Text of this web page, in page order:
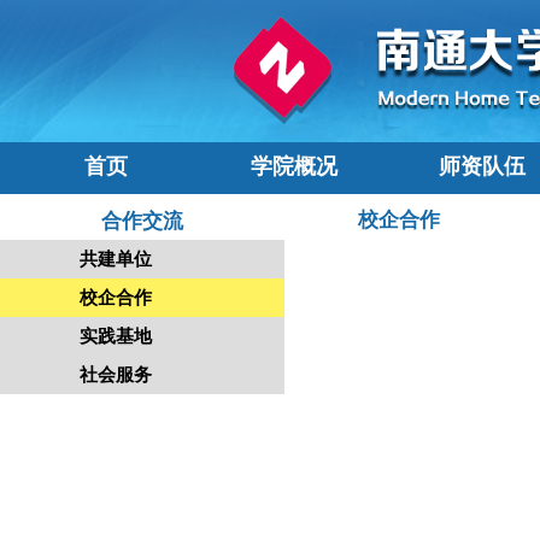
首页 学院概况 师资队伍
合作交流
共建单位
校企合作
实践基地
社会服务
校企合作